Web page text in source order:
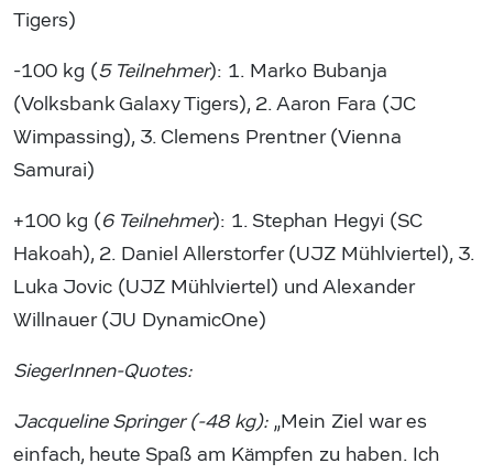
Tigers)
-100 kg (5 Teilnehmer): 1. Marko Bubanja
(Volksbank Galaxy Tigers), 2. Aaron Fara (JC
Wimpassing), 3. Clemens Prentner (Vienna
Samurai)
+100 kg (6 Teilnehmer): 1. Stephan Hegyi (SC
Hakoah), 2. Daniel Allerstorfer (UJZ Mühlviertel), 3.
Luka Jovic (UJZ Mühlviertel) und Alexander
Willnauer (JU DynamicOne)
SiegerInnen-Quotes:
Jacqueline Springer (-48 kg): „Mein Ziel war es
einfach, heute Spaß am Kämpfen zu haben. Ich